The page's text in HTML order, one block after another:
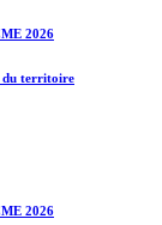
2026
du territoire
2026